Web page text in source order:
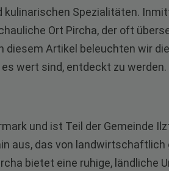
Spezialitäten.
Ort Pircha, der oft
diesem Artikel beleuchten wir
wert sind, entdeckt zu werden.
und ist Teil der Gemeinde
aus, das von landwirtschaftlich
bietet eine ruhige, ländliche